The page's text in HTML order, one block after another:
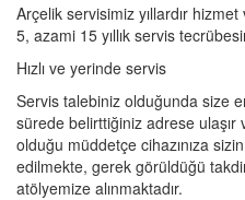
Arçelik servisimiz yıllardır
5, azami 15 yıllık servis
Hızlı ve yerinde servis
Servis talebiniz olduğunda size
sürede belirttiğiniz adrese
olduğu müddetçe cihazınıza
edilmekte, gerek görüldüğü
atölyemize alınmaktadır.